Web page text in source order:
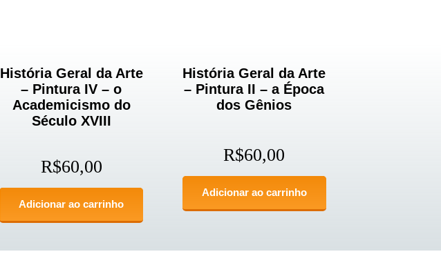
História Geral da Arte
– Pintura IV – o
Academicismo do
Século XVIII
R$60,00
Adicionar ao carrinho
História Geral da Arte
– Pintura II – a Época
dos Gênios
R$60,00
Adicionar ao carrinho